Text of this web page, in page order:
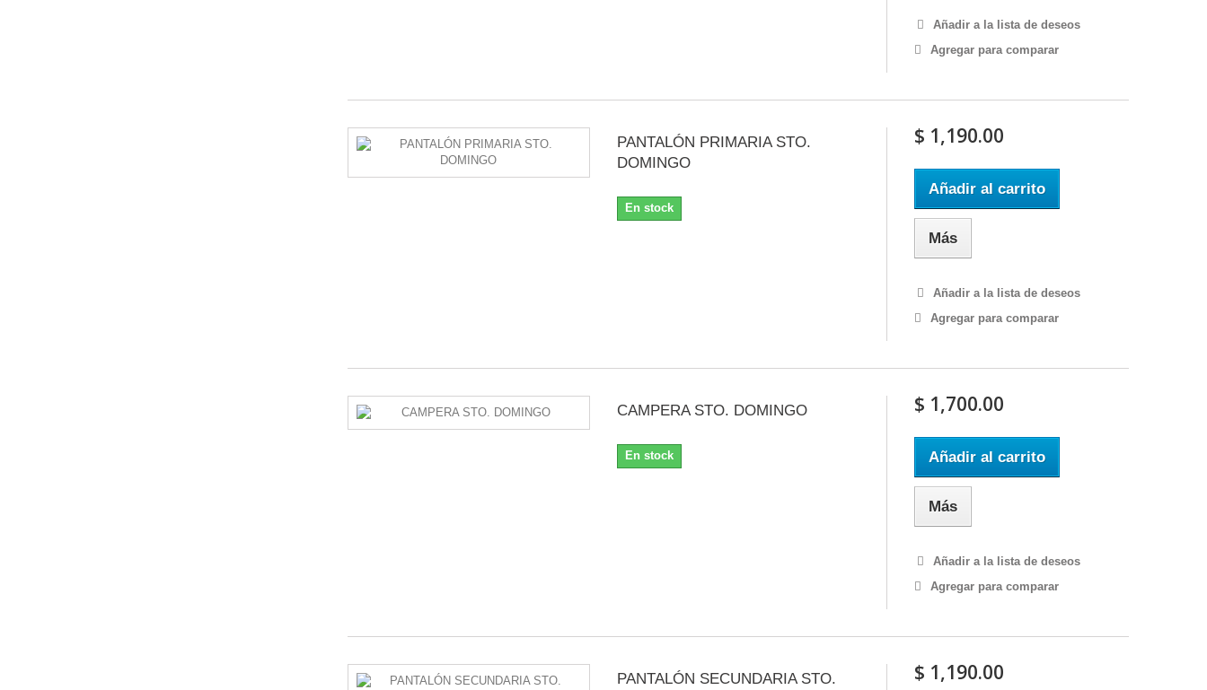
Añadir a la lista de deseos
Agregar para comparar
PANTALÓN PRIMARIA STO.
DOMINGO
En stock
$ 1,190.00
Añadir al carrito
Más
Añadir a la lista de deseos
Agregar para comparar
CAMPERA STO. DOMINGO
En stock
$ 1,700.00
Añadir al carrito
Más
Añadir a la lista de deseos
Agregar para comparar
PANTALÓN SECUNDARIA STO.
$ 1,190.00